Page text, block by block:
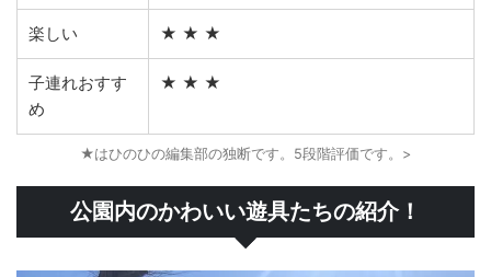
楽しい ★ ★ ★
子連れおすす
め
★ ★ ★
★はひのひの編集部の独断です。5段階評価です。>
公園内のかわいい遊具たちの紹介！